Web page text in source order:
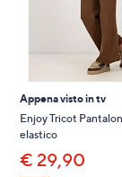
Appena visto in tv
Enjoy Tricot
elastico
€ 29,90